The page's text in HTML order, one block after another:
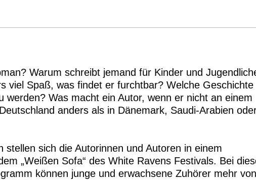
Warum schreibt jemand für Kinder und
viel Spaß, was findet er furchtbar? Welche Geschichte
werden? Was macht ein Autor, wenn er nicht an einem
anders als in Dänemark, Saudi-Arabien
stellen sich die Autorinnen und Autoren in einem
„Weißen Sofa“ des White Ravens Festivals. Bei
können junge und erwachsene Zuhörer mehr